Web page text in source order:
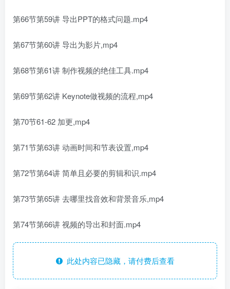
第66节第59讲 导出PPT的格式问题.mp4
第67节第60讲 导出为影片,mp4
第68节第61讲 制作视频的绝佳工具.mp4
第69节第62讲 Keynote做视频的流程,mp4
第70节61-62 加更,mp4
第71节第63讲 动画时间和节表设置,mp4
第72节第64讲 简单且必要的剪辑和识.mp4
第73节第65讲 去哪里找音效和背景音乐,mp4
第74节第66讲 视频的导出和封面.mp4
此处内容已隐藏，请付费后查看